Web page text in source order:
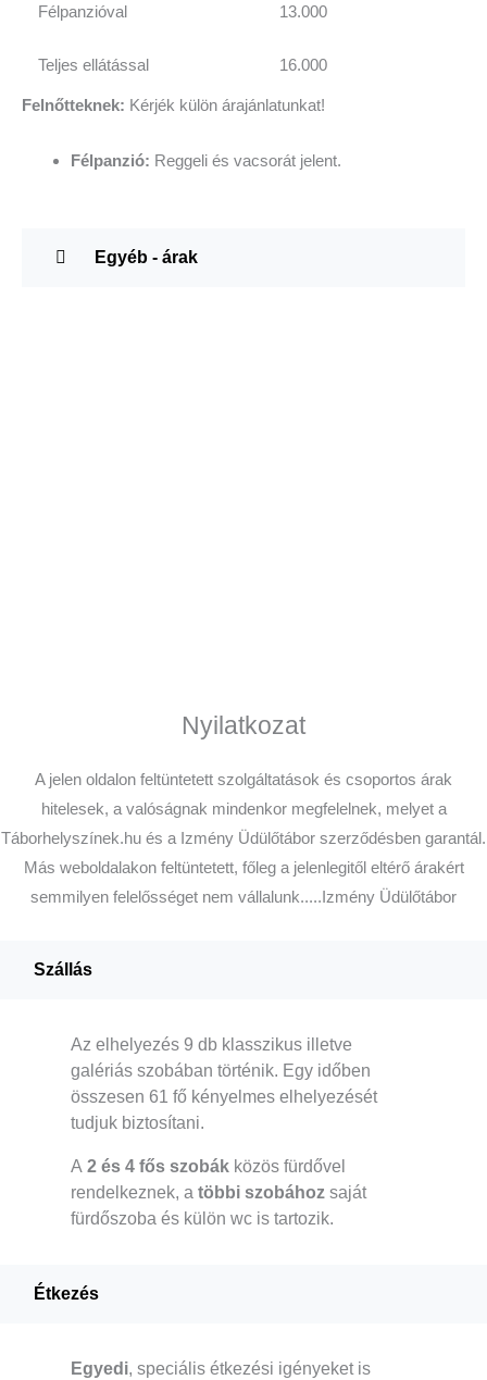
Félpanzióval 13.000
Teljes ellátással 16.000
Felnőtteknek: Kérjék külön árajánlatunkat!
Félpanzió: Reggeli és vacsorát jelent.
Egyéb - árak
Nyilatkozat
A jelen oldalon feltüntetett szolgáltatások és csoportos árak
hitelesek, a valóságnak mindenkor megfelelnek, melyet a
Táborhelyszínek.hu és a Izmény Üdülőtábor szerződésben garantál.
Más weboldalakon feltüntetett, főleg a jelenlegitől eltérő árakért
semmilyen felelősséget nem vállalunk.....Izmény Üdülőtábor
Szállás
Az elhelyezés 9 db klasszikus illetve
galériás szobában történik. Egy időben
összesen 61 fő kényelmes elhelyezését
tudjuk biztosítani.
A 2 és 4 fős szobák közös fürdővel
rendelkeznek, a többi szobához saját
fürdőszoba és külön wc is tartozik.
Étkezés
Egyedi, speciális étkezési igényeket is